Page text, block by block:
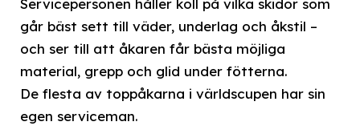
Servicepersonen håller koll på vilka skidor som
går bäst sett till väder, underlag och åkstil –
och ser till att åkaren får bästa möjliga
material, grepp och glid under fötterna.
De flesta av toppåkarna i världscupen har sin
egen serviceman.